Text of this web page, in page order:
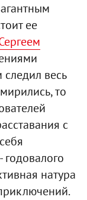
ее
весь
то
с
натура